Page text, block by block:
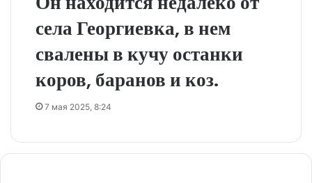
села Георгиевка, в нем
свалены в кучу останки
коров, баранов и коз.
7 мая 2025, 8:24